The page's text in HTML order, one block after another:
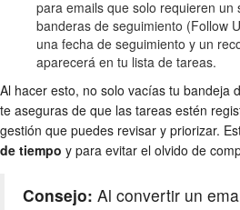
para emails que solo requieren un
banderas de seguimiento (Follow
una fecha de seguimiento y un
aparecerá en tu lista de tareas.
Al hacer esto, no solo vacías tu bandeja
te aseguras de que las tareas estén
gestión que puedes revisar y priorizar.
de tiempo y para evitar el olvido de
Consejo: Al convertir un